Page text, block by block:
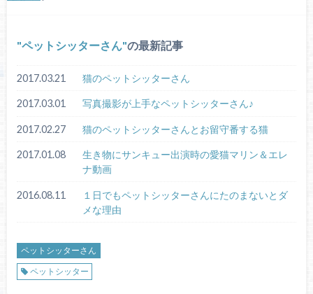
ペットシッターさん の最新記事
2017.03.21 猫のペットシッターさん
2017.03.01 写真撮影が上手なペットシッターさん♪
2017.02.27 猫のペットシッターさんとお留守番する猫
2017.01.08
生き物にサンキュー出演時の愛猫マリン＆エレ
ナ動画
2016.08.11
１日でもペットシッターさんにたのまないとダ
メな理由
ペットシッターさん
ペットシッター